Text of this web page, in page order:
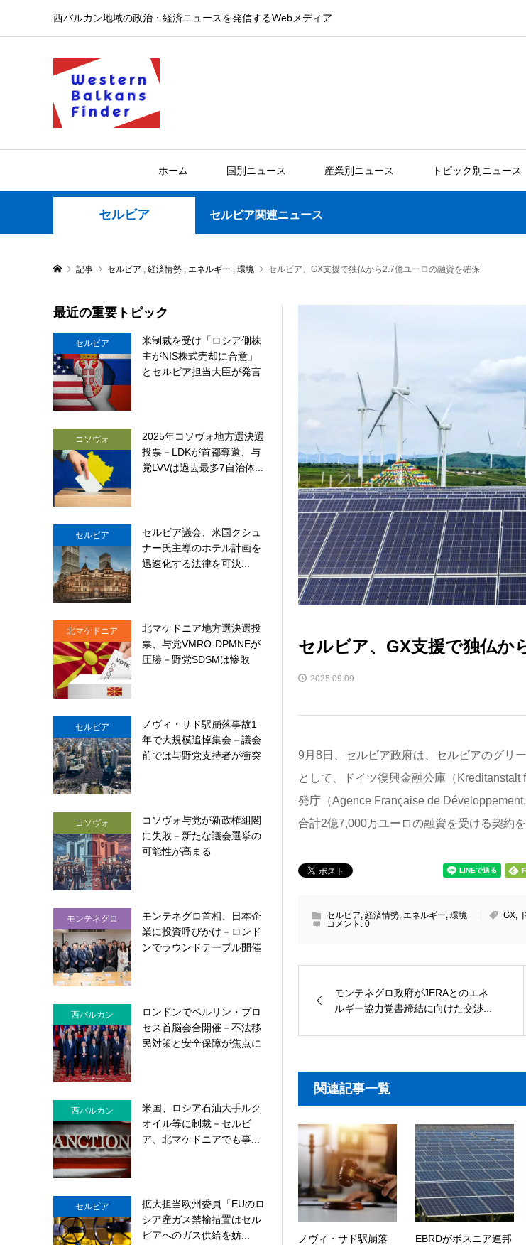
西バルカン地域の政治・経済ニュースを発信するWebメディア
ホーム 国別ニュース 産業別ニュース トピック別ニュース
セルビア セルビア関連ニュース
記事 セルビア 経済情勢 エネルギー 環境 セルビア、GX支援で独仏から2.7億ユーロの融資を確保
セルビア、GX支援で独仏か
2025.09.09
9月8日、セルビア政府は、セルビアのグリ
として、ドイツ復興金融公庫（
発庁（Agence Française de
合計2億7,000万ユーロの融資を受ける契約
セルビア 経済情勢, エネルギー 環境 GX,
コメント: 0
モンテネグロ政府がJERAとのエネ
ルギー協力覚書締結に向けた交渉...
関連記事一覧
ノヴィ・サド駅崩落
EBRDがボスニア連邦
最近の重要トピック
セルビア
米制裁を受け「ロシア側株
主がNIS株式売却に合意」
とセルビア担当大臣が発言
コソヴォ
2025年コソヴォ地方選決選
投票－LDKが首都奪還、与
党LVVは過去最多7自治体...
セルビア
セルビア議会、米国クシュ
ナー氏主導のホテル計画を
迅速化する法律を可決...
北マケドニア
北マケドニア地方選決選投
票、与党VMRO-DPMNEが
圧勝－野党SDSMは惨敗
セルビア
ノヴィ・サド駅崩落事故1
年で大規模追悼集会－議会
前では与野党支持者が衝突
コソヴォ
コソヴォ与党が新政権組閣
に失敗－新たな議会選挙の
可能性が高まる
モンテネグロ
モンテネグロ首相、日本企
業に投資呼びかけ－ロンド
ンでラウンドテーブル開催
西バルカン
ロンドンでベルリン・プロ
セス首脳会合開催－不法移
民対策と安全保障が焦点に
西バルカン
米国、ロシア石油大手ルク
オイル等に制裁－セルビ
ア、北マケドニアでも事...
セルビア
拡大担当欧州委員「EUのロ
シア産ガス禁輸措置はセル
ビアへのガス供給を妨...